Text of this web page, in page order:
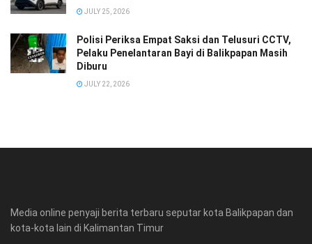
JULY 25, 2026
Polisi Periksa Empat Saksi dan Telusuri CCTV,
Pelaku Penelantaran Bayi di Balikpapan Masih
Diburu
JULY 22, 2026
Media online penyaji berita terbaru seputar kota Balikpapan dan
kota-kota lain di Kalimantan Timur